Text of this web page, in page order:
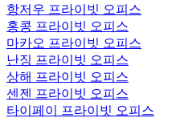
항저우 프라이빗 오피스
홍콩 프라이빗 오피스
마카오 프라이빗 오피스
난징 프라이빗 오피스
상해 프라이빗 오피스
센젠 프라이빗 오피스
타이페이 프라이빗 오피스